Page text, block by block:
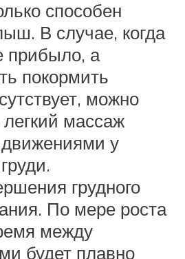
способен
В случае, когда
прибыло, а
покормить
можно
массаж
у
грудного
По мере роста
между
будет плавно